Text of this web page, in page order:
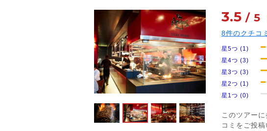
3.5 / 5
8件のクチコミ
星5つ (1)
星4つ (3)
星3つ (3)
星2つ (1)
星1つ (0)
このツアー
コミをご投